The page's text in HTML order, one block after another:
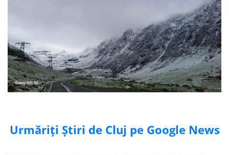
Urmăriți Știri de Cluj pe Google News